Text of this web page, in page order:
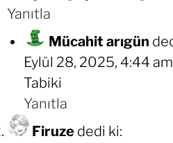
Yanıtla
Mücahit arıgün
Eylül 28, 2025, 4:44 am
Tabiki
Yanıtla
Firuze dedi ki: